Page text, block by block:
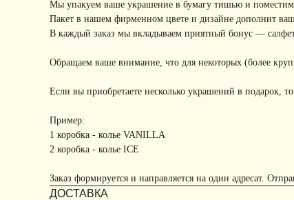
Мы упакуем ваше украшение в бумагу тишью и
Пакет в нашем фирменном цвете и дизайне дополнит ваш
В каждый заказ мы вкладываем приятный бонус —
Обращаем ваше внимание, что для некоторых (более
Если вы приобретаете несколько украшений в подарок,
Пример:
1 коробка - колье VANILLA
2 коробка - колье ICE
Заказ формируется и направляется на один адресат.
ДОСТАВКА